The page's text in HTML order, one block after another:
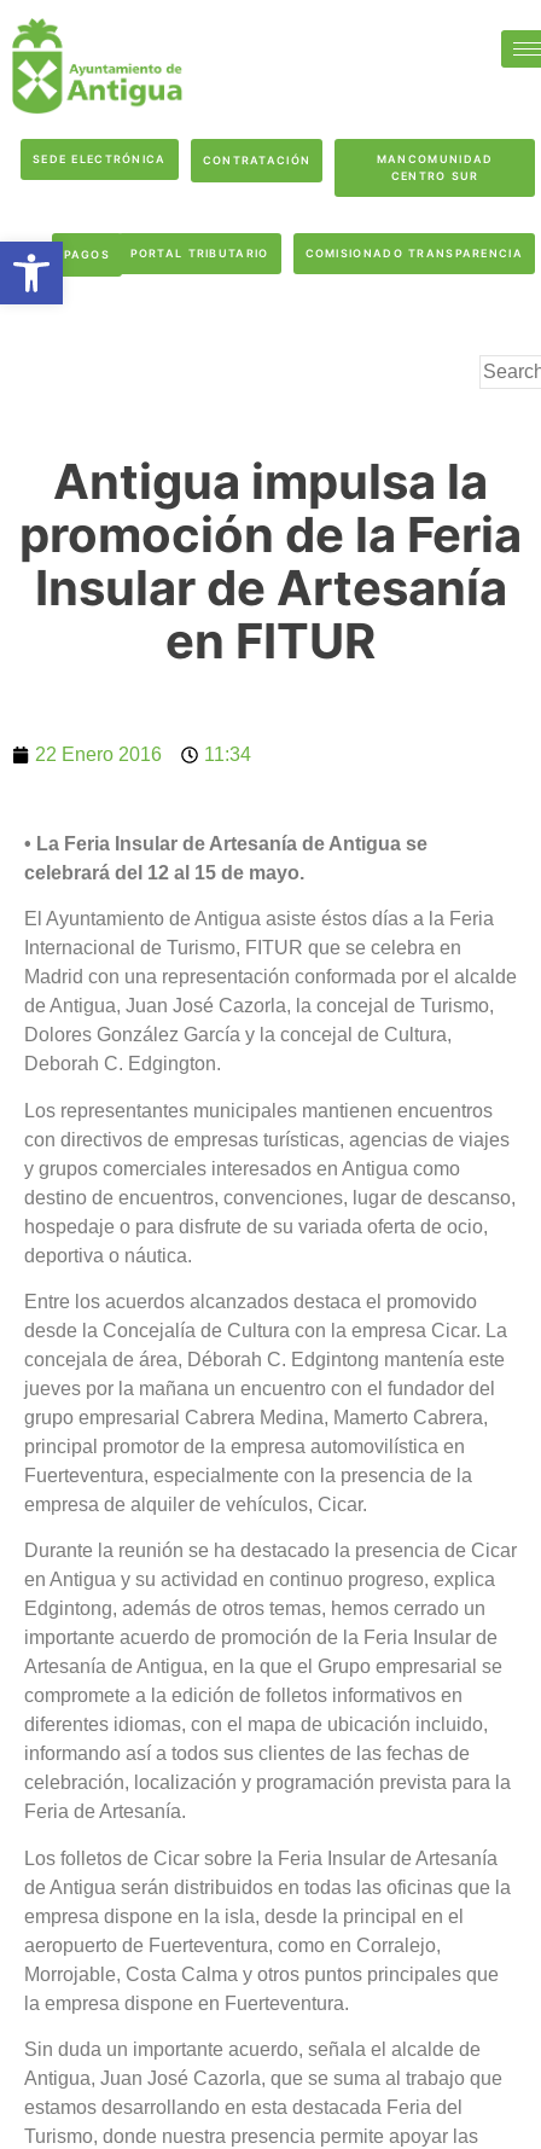
SEDE ELECTRÓNICA CONTRATACIÓN
MANCOMUNIDAD
CENTRO SUR
PAGOS PORTAL TRIBUTARIO COMISIONADO TRANSPARENCIA
Antigua impulsa la
promoción de la Feria
Insular de Artesanía
en FITUR
22 Enero 2016 11:34
• La Feria Insular de Artesanía de Antigua se
celebrará del 12 al 15 de mayo.
El Ayuntamiento de Antigua asiste éstos días a la Feria
Internacional de Turismo, FITUR que se celebra en
Madrid con una representación conformada por el alcalde
de Antigua, Juan José Cazorla, la concejal de Turismo,
Dolores González García y la concejal de Cultura,
Deborah C. Edgington.
Los representantes municipales mantienen encuentros
con directivos de empresas turísticas, agencias de viajes
y grupos comerciales interesados en Antigua como
destino de encuentros, convenciones, lugar de descanso,
hospedaje o para disfrute de su variada oferta de ocio,
deportiva o náutica.
Entre los acuerdos alcanzados destaca el promovido
desde la Concejalía de Cultura con la empresa Cicar. La
concejala de área, Déborah C. Edgintong mantenía este
jueves por la mañana un encuentro con el fundador del
grupo empresarial Cabrera Medina, Mamerto Cabrera,
principal promotor de la empresa automovilística en
Fuerteventura, especialmente con la presencia de la
empresa de alquiler de vehículos, Cicar.
Durante la reunión se ha destacado la presencia de Cicar
en Antigua y su actividad en continuo progreso, explica
Edgintong, además de otros temas, hemos cerrado un
importante acuerdo de promoción de la Feria Insular de
Artesanía de Antigua, en la que el Grupo empresarial se
compromete a la edición de folletos informativos en
diferentes idiomas, con el mapa de ubicación incluido,
informando así a todos sus clientes de las fechas de
celebración, localización y programación prevista para la
Feria de Artesanía.
Los folletos de Cicar sobre la Feria Insular de Artesanía
de Antigua serán distribuidos en todas las oficinas que la
empresa dispone en la isla, desde la principal en el
aeropuerto de Fuerteventura, como en Corralejo,
Morrojable, Costa Calma y otros puntos principales que
la empresa dispone en Fuerteventura.
Sin duda un importante acuerdo, señala el alcalde de
Antigua, Juan José Cazorla, que se suma al trabajo que
estamos desarrollando en esta destacada Feria del
Turismo, donde nuestra presencia permite apoyar las
Abrir barra de herramientas